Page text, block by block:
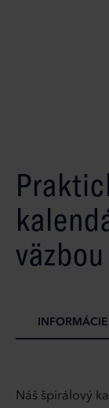
väzbou
Náš špirálový